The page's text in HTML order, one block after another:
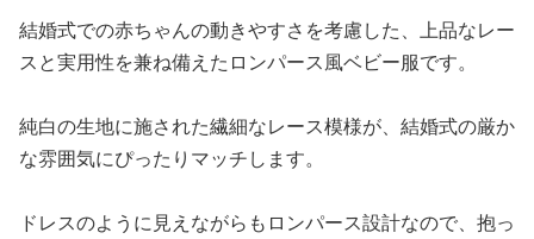
結婚式での赤ちゃんの動きやすさを考慮した、上品なレー
スと実用性を兼ね備えたロンパース風ベビー服です。
純白の生地に施された繊細なレース模様が、結婚式の厳か
な雰囲気にぴったりマッチします。
ドレスのように見えながらもロンパース設計なので、抱っ